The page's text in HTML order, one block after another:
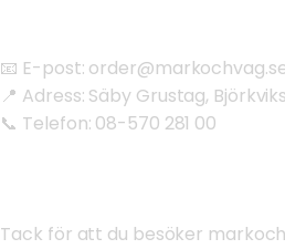
📧 E-post:
📍 Adress: Säby Grustag,
📞 Telefon: 08-570 281 00
Tack för att du besöker